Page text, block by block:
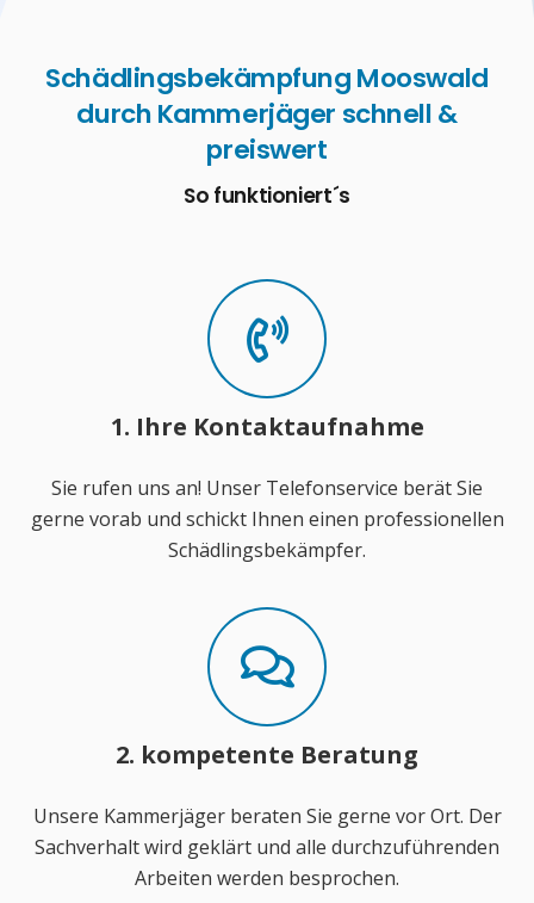
Schädlingsbekämpfung Mooswald
durch Kammerjäger schnell &
preiswert
So funktioniert´s
1. Ihre Kontaktaufnahme
Sie rufen uns an! Unser Telefonservice berät Sie
gerne vorab und schickt Ihnen einen professionellen
Schädlingsbekämpfer.
2. kompetente Beratung
Unsere Kammerjäger beraten Sie gerne vor Ort. Der
Sachverhalt wird geklärt und alle durchzuführenden
Arbeiten werden besprochen.